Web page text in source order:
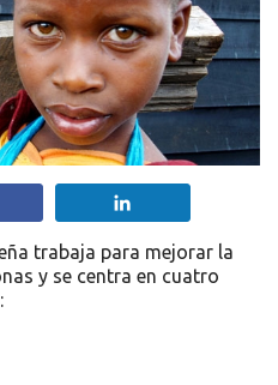
trabaja para mejorar la
y se centra en cuatro